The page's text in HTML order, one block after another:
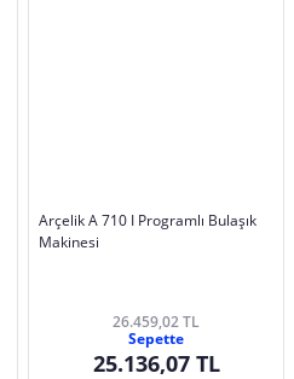
Arçelik A 710 I Programlı Bulaşık
Makinesi
26.459,02 TL
Sepette
25.136,07 TL